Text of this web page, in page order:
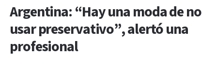
Argentina: “Hay una moda de no
usar preservativo”, alertó una
profesional